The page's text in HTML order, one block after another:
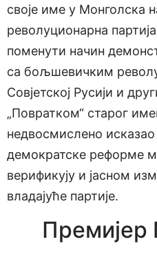
своје име у Монголска
револуционарна
поменути начин
са бољшевичким
Совјетској Русији и
„Повратком“ старог
недвосмислено
демократске реформе
верификују и јасном
владајуће партије.
Премијер